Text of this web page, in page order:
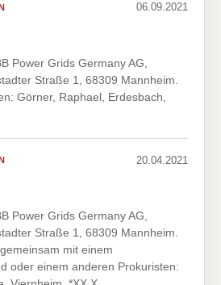
06.09.2021
Power Grids Germany AG,
Straße 1, 68309 Mannheim.
Görner, Raphael, Erdesbach,
20.04.2021
Power Grids Germany AG,
Straße 1, 68309 Mannheim.
mit einem
oder einem anderen Prokuristen: